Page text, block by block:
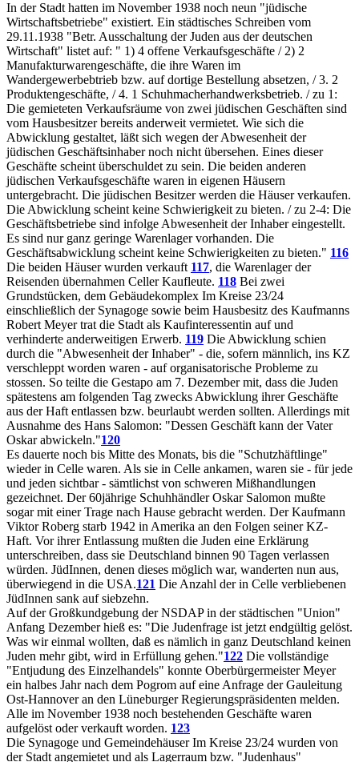
In der Stadt hatten im November 1938 noch neun "jüdische
Wirtschaftsbetriebe" existiert. Ein städtisches Schreiben vom
29.11.1938 "Betr. Ausschaltung der Juden aus der deutschen
Wirtschaft" listet auf: " 1) 4 offene Verkaufsgeschäfte / 2) 2
Manufakturwarengeschäfte, die ihre Waren im
Wandergewerbebtrieb bzw. auf dortige Bestellung absetzen, / 3. 2
Produktengeschäfte, / 4. 1 Schuhmacherhandwerksbetrieb. / zu 1:
Die gemieteten Verkaufsräume von zwei jüdischen Geschäften sind
vom Hausbesitzer bereits anderweit vermietet. Wie sich die
Abwicklung gestaltet, läßt sich wegen der Abwesenheit der
jüdischen Geschäftsinhaber noch nicht übersehen. Eines dieser
Geschäfte scheint überschuldet zu sein. Die beiden anderen
jüdischen Verkaufsgeschäfte waren in eigenen Häusern
untergebracht. Die jüdischen Besitzer werden die Häuser verkaufen.
Die Abwicklung scheint keine Schwierigkeit zu bieten. / zu 2-4: Die
Geschäftsbetriebe sind infolge Abwesenheit der Inhaber eingestellt.
Es sind nur ganz geringe Warenlager vorhanden. Die
Geschäftsabwicklung scheint keine Schwierigkeiten zu bieten." 116
Die beiden Häuser wurden verkauft 117, die Warenlager der
Reisenden übernahmen Celler Kaufleute. 118 Bei zwei
Grundstücken, dem Gebäudekomplex Im Kreise 23/24
einschließlich der Synagoge sowie beim Hausbesitz des Kaufmanns
Robert Meyer trat die Stadt als Kaufinteressentin auf und
verhinderte anderweitigen Erwerb. 119 Die Abwicklung schien
durch die "Abwesenheit der Inhaber" - die, sofern männlich, ins KZ
verschleppt worden waren - auf organisatorische Probleme zu
stossen. So teilte die Gestapo am 7. Dezember mit, dass die Juden
spätestens am folgenden Tag zwecks Abwicklung ihrer Geschäfte
aus der Haft entlassen bzw. beurlaubt werden sollten. Allerdings mit
Ausnahme des Hans Salomon: "Dessen Geschäft kann der Vater
Oskar abwickeln."120
Es dauerte noch bis Mitte des Monats, bis die "Schutzhäftlinge"
wieder in Celle waren. Als sie in Celle ankamen, waren sie - für jede
und jeden sichtbar - sämtlichst von schweren Mißhandlungen
gezeichnet. Der 60jährige Schuhhändler Oskar Salomon mußte
sogar mit einer Trage nach Hause gebracht werden. Der Kaufmann
Viktor Roberg starb 1942 in Amerika an den Folgen seiner KZ-
Haft. Vor ihrer Entlassung mußten die Juden eine Erklärung
unterschreiben, dass sie Deutschland binnen 90 Tagen verlassen
würden. JüdInnen, denen dieses möglich war, wanderten nun aus,
überwiegend in die USA.121 Die Anzahl der in Celle verbliebenen
JüdInnen sank auf siebzehn.
Auf der Großkundgebung der NSDAP in der städtischen "Union"
Anfang Dezember hieß es: "Die Judenfrage ist jetzt endgültig gelöst.
Was wir einmal wollten, daß es nämlich in ganz Deutschland keinen
Juden mehr gibt, wird in Erfüllung gehen."122 Die vollständige
"Entjudung des Einzelhandels" konnte Oberbürgermeister Meyer
ein halbes Jahr nach dem Pogrom auf eine Anfrage der Gauleitung
Ost-Hannover an den Lüneburger Regierungspräsidenten melden.
Alle im November 1938 noch bestehenden Geschäfte waren
aufgelöst oder verkauft worden. 123
Die Synagoge und Gemeindehäuser Im Kreise 23/24 wurden von
der Stadt angemietet und als Lagerraum bzw. "Judenhaus"